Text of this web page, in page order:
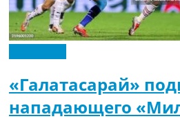
«Галатасарай»
нападающего